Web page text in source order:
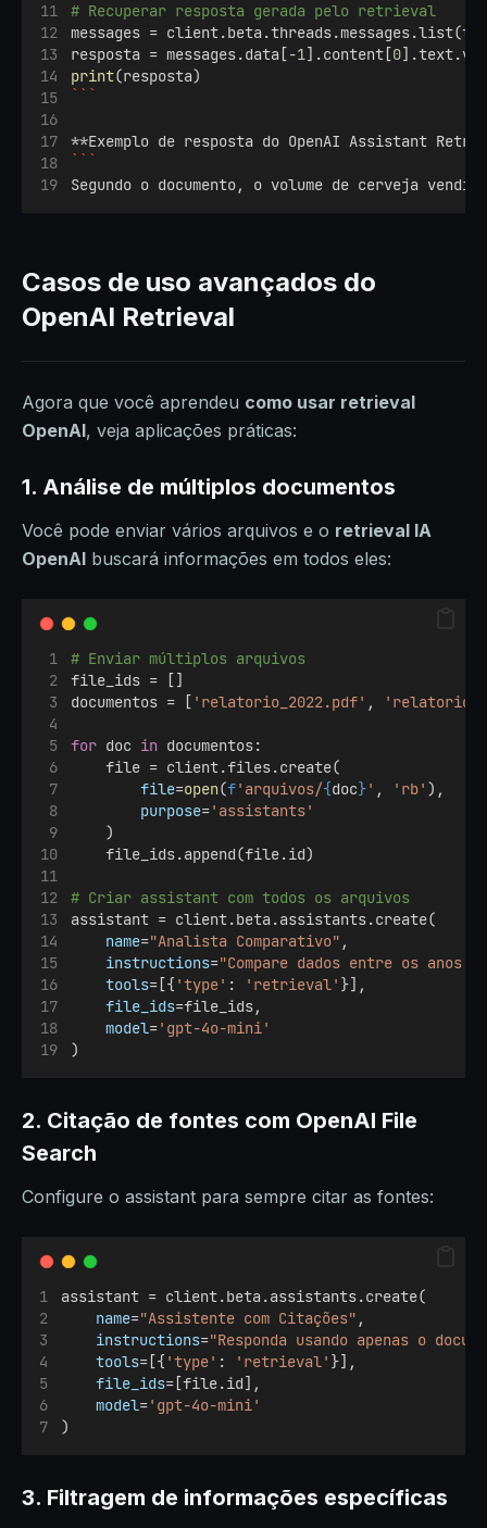
# Recuperar resposta gerada pelo retrieval
messages = client.beta.threads.messages.list(
resposta = messages.data[-1].content[0
print(resposta)
**Exemplo de resposta do OpenAI Assistant
Segundo o documento, o volume de cerveja
Casos de uso avançados do
OpenAI Retrieval
Agora que você aprendeu como usar retrieval
OpenAI, veja aplicações práticas:
1. Análise de múltiplos documentos
Você pode enviar vários arquivos e o retrieval IA
OpenAI buscará informações em todos eles:
# Enviar múltiplos arquivos
file_ids = []
documentos = [ 'relatorio_2022.pdf' ,
for doc in documentos:
    file = client.files.create(
file=open(f'arquivos/{doc}' , 'rb' ),
purpose='assistants'
    )
    file_ids.append(file.id)
# Criar assistant com todos os arquivos
assistant = client.beta.assistants.create(
name="Analista Comparativo" ,
instructions="Compare dados entre os anos
tools=[{ 'type' : 'retrieval' }],
file_ids=file_ids,
model='gpt-4o-mini'
)
2. Citação de fontes com OpenAI File
Search
Configure o assistant para sempre citar as fontes:
assistant = client.beta.assistants.create(
name="Assistente com Citações" ,
instructions="Responda usando apenas o
tools=[{ 'type' : 'retrieval' }],
file_ids=[file.id],
model='gpt-4o-mini'
)
3. Filtragem de informações específicas